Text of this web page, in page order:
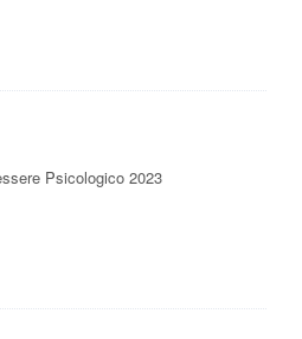
Psicologico 2023